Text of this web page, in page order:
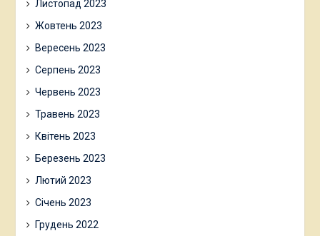
Листопад 2023
Жовтень 2023
Вересень 2023
Серпень 2023
Червень 2023
Травень 2023
Квітень 2023
Березень 2023
Лютий 2023
Січень 2023
Грудень 2022